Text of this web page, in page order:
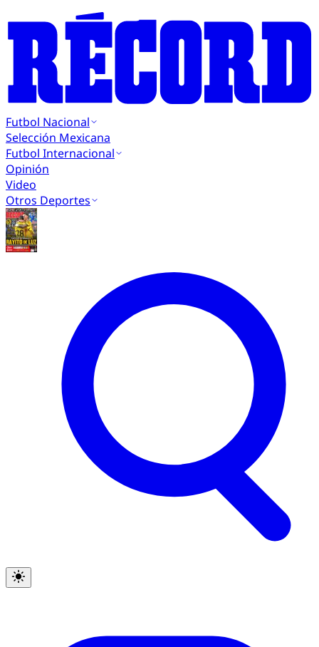
Futbol Nacional
Selección Mexicana
Futbol Internacional
Opinión
Video
Otros Deportes